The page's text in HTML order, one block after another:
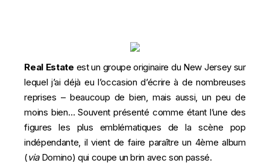
Real Estate est un groupe originaire du New Jersey sur
lequel j’ai déjà eu l’occasion d’écrire à de nombreuses
reprises – beaucoup de bien, mais aussi,un peu de
moins bien… Souvent présenté comme étant l’une des
figures les plus emblématiques de la scène pop
indépendante, il vient de faire paraître un 4ème album
(viaDomino) qui coupe un brin avec son passé.